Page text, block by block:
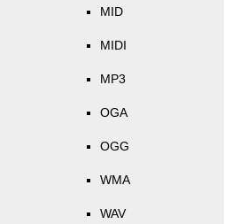
MID
MIDI
MP3
OGA
OGG
WMA
WAV